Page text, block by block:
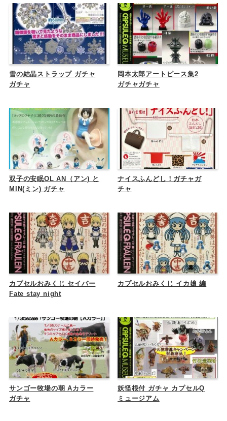
雪の結晶ストラップ ガチャ
ガチャ
岡本太郎アートピース集2
ガチャガチャ
双子の安眠OL AN（アン) と
MIN(ミン) ガチャ
ナイスふんどし！ガチャガ
チャ
カプセルおみくじ セイバー
Fate stay night
カプセルおみくじ イカ娘 編
サンゴー牧場の朝 Aカラー
ガチャ
妖怪根付 ガチャ カプセルQ
ミュージアム